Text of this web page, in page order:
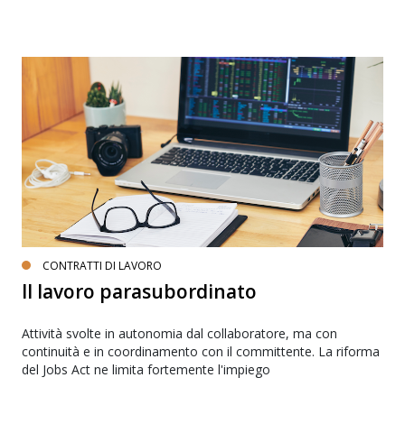
CONTRATTI DI LAVORO
Il lavoro parasubordinato
Attività svolte in autonomia dal collaboratore, ma con
continuità e in coordinamento con il committente. La riforma
del Jobs Act ne limita fortemente l'impiego